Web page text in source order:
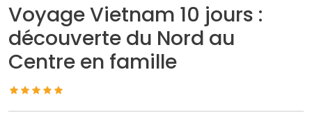
Voyage Vietnam 10 jours :
découverte du Nord au
Centre en famille